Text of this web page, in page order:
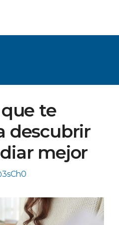
te
descubrir
mejor